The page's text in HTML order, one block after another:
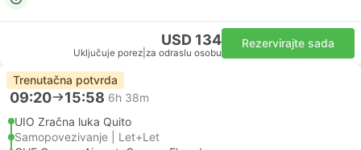
USD 134
Uključuje porez za odraslu osobu
Rezervirajte sada
Trenutačna potvrda
09:20 15:58 6h 38m
UIO Zračna luka Quito
Samopovezivanje | Let+Let